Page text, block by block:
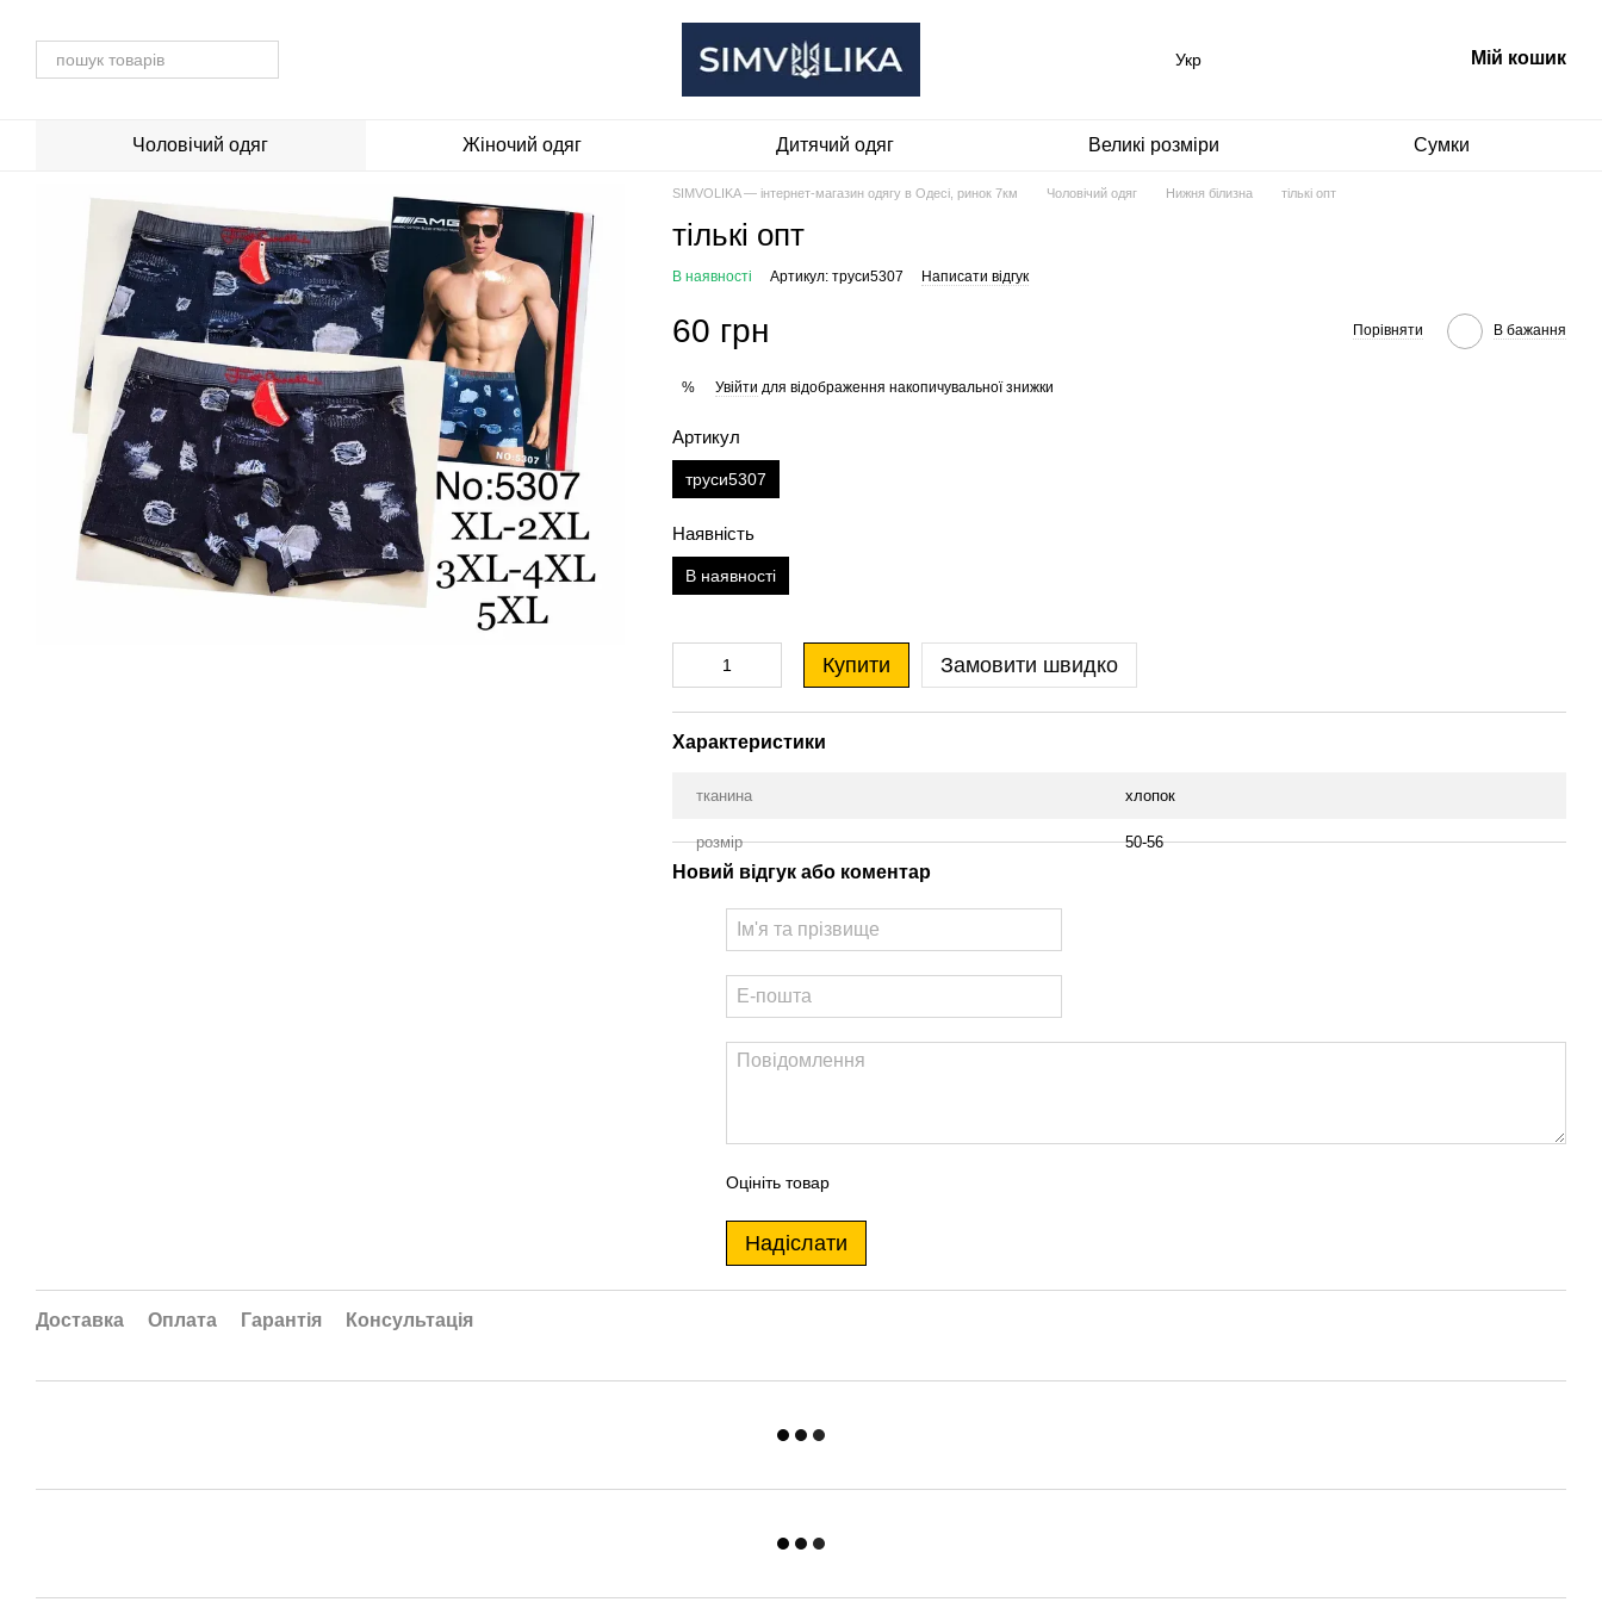
Укр Мій кошик
Чоловічий одяг Жіночий одяг Дитячий одяг Великі розміри Сумки
SIMVOLIKA — інтернет-магазин одягу в Одесі, ринок 7км Чоловічий одяг Нижня білизна тількі опт
тількі опт
В наявності Артикул: труси5307 Написати відгук
60 грн Порівняти В бажання
% Увійти для відображення накопичувальної знижки
Артикул
труси5307
Наявність
В наявності
Купити Замовити швидко
Характеристики
тканина хлопок
розмір 50-56
Новий відгук або коментар
Оцініть товар
Надіслати
Доставка Оплата Гарантія Консультація